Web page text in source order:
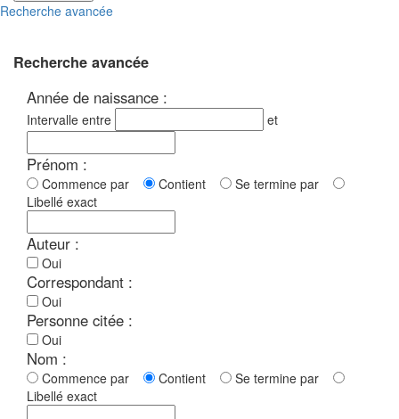
Recherche avancée
Recherche avancée
Année de naissance :
Intervalle entre et
Prénom :
Commence par Contient
Se termine par
Libellé exact
Auteur :
Oui
Correspondant :
Oui
Personne citée :
Oui
Nom :
Commence par Contient
Se termine par
Libellé exact